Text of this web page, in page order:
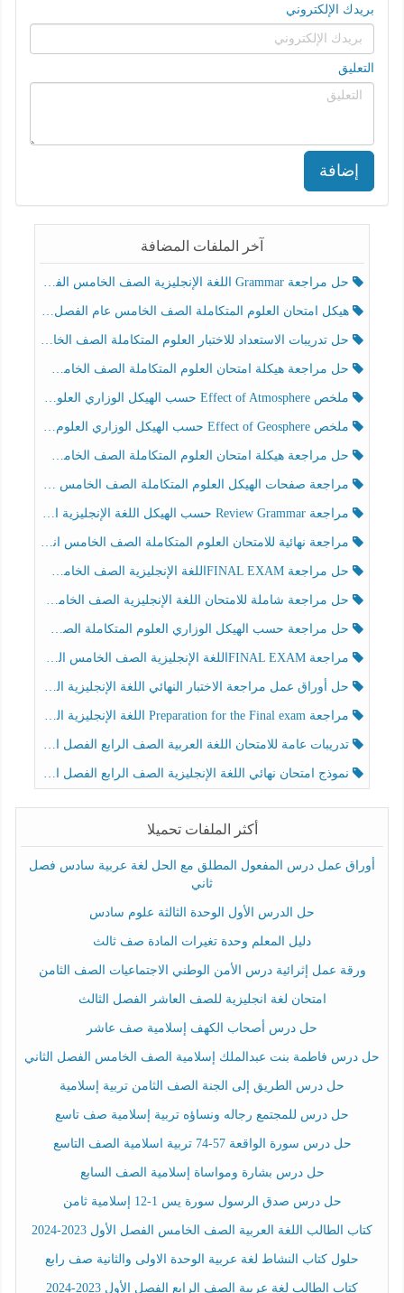
بريدك الإلكتروني
التعليق
إضافة
آخر الملفات المضافة
حل مراجعة Grammar اللغة الإنجليزية الصف الخامس الفصل الثالث
هيكل امتحان العلوم المتكاملة الصف الخامس عام الفصل الدراسي الثالث 2025-2026
حل تدريبات الاستعداد للاختبار العلوم المتكاملة الصف الخامس عام الفصل الثالث
حل مراجعة هيكلة امتحان العلوم المتكاملة الصف الخامس انسبير الفصل الثالث
ملخص Effect of Atmosphere حسب الهيكل الوزاري العلوم المتكاملة الصف الخامس انسبير الفصل الثالث
ملخص Effect of Geosphere حسب الهيكل الوزاري العلوم المتكاملة الصف الخامس انسبير الفصل الثالث
حل مراجعة هيكلة امتحان العلوم المتكاملة الصف الخامس عام الفصل الثالث
مراجعة صفحات الهيكل العلوم المتكاملة الصف الخامس انسبير الفصل الثالث
مراجعة Review Grammar حسب الهيكل اللغة الإنجليزية الصف الخامس الفصل الثالث
مراجعة نهائية للامتحان العلوم المتكاملة الصف الخامس انسبير الفصل الثالث
حل مراجعة FINAL EXAMاللغة الإنجليزية الصف الخامس الفصل الثالث
حل مراجعة شاملة للامتحان اللغة الإنجليزية الصف الخامس الفصل الثالث
حل مراجعة حسب الهيكل الوزاري العلوم المتكاملة الصف الخامس عام الفصل الثالث
مراجعة FINAL EXAMاللغة الإنجليزية الصف الخامس الفصل الثالث
حل أوراق عمل مراجعة الاختبار النهائي اللغة الإنجليزية الصف الرابع الفصل الثالث
مراجعة Preparation for the Final exam اللغة الإنجليزية الصف الرابع الفصل الثالث
تدريبات عامة للامتحان اللغة العربية الصف الرابع الفصل الثالث
نموذج امتحان نهائي اللغة الإنجليزية الصف الرابع الفصل الثالث
أكثر الملفات تحميلا
أوراق عمل درس المفعول المطلق مع الحل لغة عربية سادس فصل
ثاني
حل الدرس الأول الوحدة الثالثة علوم سادس
دليل المعلم وحدة تغيرات المادة صف ثالث
ورقة عمل إثرائية درس الأمن الوطني الاجتماعيات الصف الثامن
امتحان لغة انجليزية للصف العاشر الفصل الثالث
حل درس أصحاب الكهف إسلامية صف عاشر
حل درس فاطمة بنت عبدالملك إسلامية الصف الخامس الفصل الثاني
حل درس الطريق إلى الجنة الصف الثامن تربية إسلامية
حل درس للمجتمع رجاله ونساؤه تربية إسلامية صف تاسع
حل درس سورة الواقعة 57-74 تربية اسلامية الصف التاسع
حل درس بشارة ومواساة إسلامية الصف السابع
حل درس صدق الرسول سورة يس 1-12 إسلامية ثامن
كتاب الطالب اللغة العربية الصف الخامس الفصل الأول 2023-2024
حلول كتاب النشاط لغة عربية الوحدة الاولى والثانية صف رابع
كتاب الطالب لغة عربية الصف الرابع الفصل الأول 2023-2024